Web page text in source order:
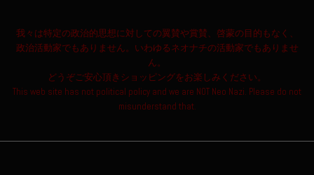
我々は特定の政治的思想に対しての翼賛や賞賛、啓蒙の目的もなく、
政治活動家でもありません。いわゆるネオナチの活動家でもありませ
ん。
どうぞご安心頂きショッピングをお楽しみください。
This web site has not political policy and we are NOT Neo Nazi. Please do not
misunderstand that.